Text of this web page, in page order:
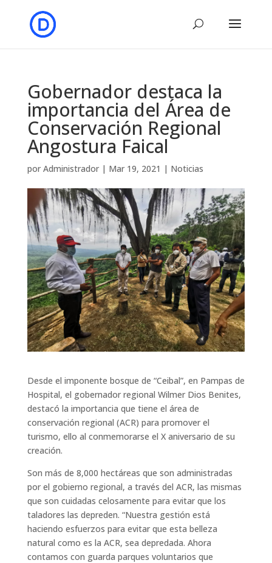
Gobernador destaca la
importancia del Área de
Conservación Regional
Angostura Faical
por Administrador| Mar 19, 2021 | Noticias
Desde el imponente bosque de “Ceibal”, en Pampas de
Hospital, el gobernador regional Wilmer Dios Benites,
destacó la importancia que tiene el área de
conservación regional (ACR) para promover el
turismo, ello al conmemorarse el X aniversario de su
creación.
Son más de 8,000 hectáreas que son administradas
por el gobierno regional, a través del ACR, las mismas
que son cuidadas celosamente para evitar que los
taladores las depreden. “Nuestra gestión está
haciendo esfuerzos para evitar que esta belleza
natural como es la ACR, sea depredada. Ahora
contamos con guarda parques voluntarios que